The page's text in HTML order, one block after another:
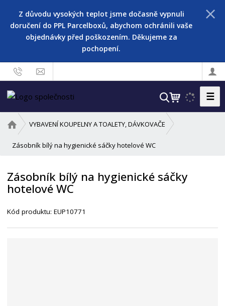
Z důvodu vysokých teplot jsme dočasně vypnuli
doručení do PPL Parcelboxů, abychom ochránili vaše
objednávky před poškozením. Děkujeme za
pochopení.
V
h
l
a
t
☰
v
o
í
s
r
VYBAVENÍ KOUPELNY A TOALETY, DÁVKOVAČE
Zásobník bílý na hygienické sáčky hotelové WC
Zásobník bílý na hygienické sáčky
hotelové WC
Kód produktu:EUP10771